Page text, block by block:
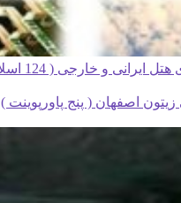
و خارجی ( 124 اسلاید )
اصفهان ( پنج پاورپوینت )